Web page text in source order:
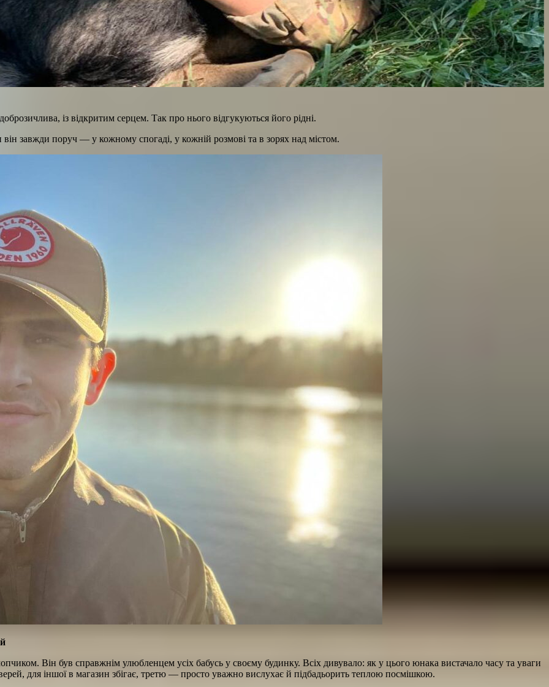
із відкритим серцем. Так про нього відгукуються його рідні.
завжди поруч — у кожному спогаді, у кожній розмові та в зорях над містом.
Він був справжнім улюбленцем усіх бабусь у своєму будинку. Всіх дивувало: як у цього юнака вистачало часу та уваги
для іншої в магазин збігає, третю — просто уважно вислухає й підбадьорить теплою посмішкою.